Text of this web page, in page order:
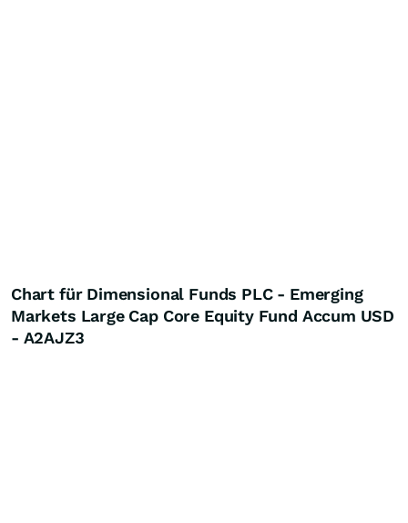
Chart für Dimensional Funds PLC - Emerging
Markets Large Cap Core Equity Fund Accum USD
- A2AJZ3